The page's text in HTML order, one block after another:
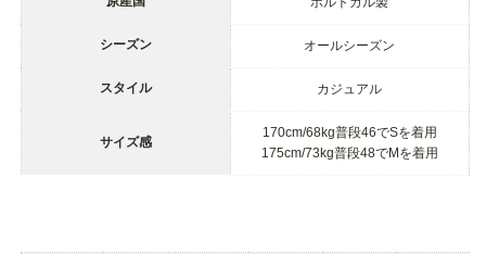
シーズン オールシーズン
スタイル カジュアル
サイズ感
170cm/68kg普段46でSを着用
175cm/73kg普段48でMを着用